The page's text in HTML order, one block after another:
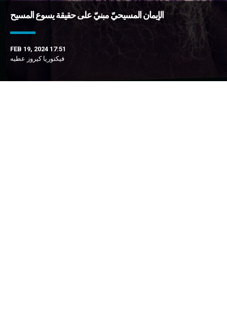
الإيمان المسيحيّ مبنيّ على حقيقة يسوع المسيح
FEB 19, 2024 17:51
فيكتوريا كيروز عطيه